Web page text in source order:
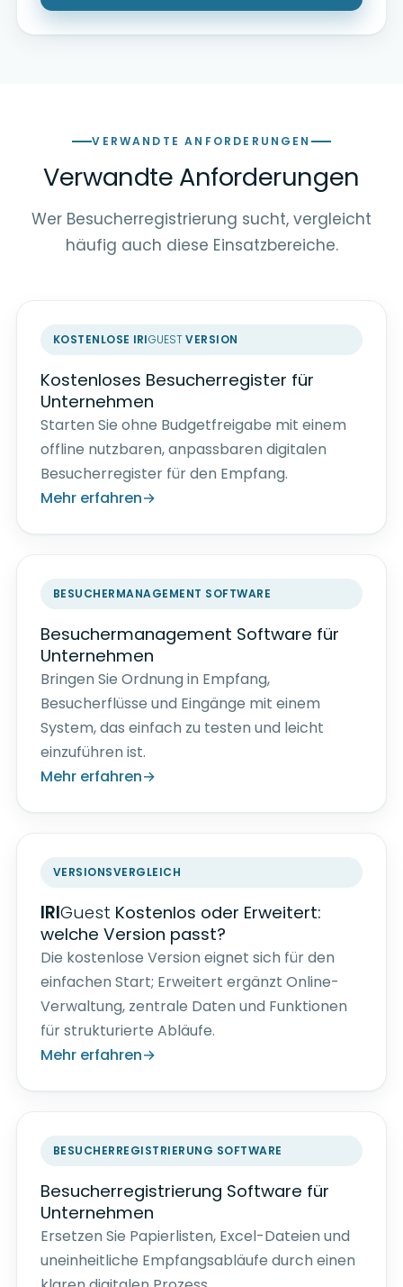
VERWANDTE ANFORDERUNGEN
Verwandte Anforderungen
Wer Besucherregistrierung sucht, vergleicht
häufig auch diese Einsatzbereiche.
KOSTENLOSE IRIGUESTVERSION
Kostenloses Besucherregister für
Unternehmen
Starten Sie ohne Budgetfreigabe mit einem
offline nutzbaren, anpassbaren digitalen
Besucherregister für den Empfang.
Mehr erfahren
BESUCHERMANAGEMENT SOFTWARE
Besuchermanagement Software für
Unternehmen
Bringen Sie Ordnung in Empfang,
Besucherflüsse und Eingänge mit einem
System, das einfach zu testen und leicht
einzuführen ist.
Mehr erfahren
VERSIONSVERGLEICH
IRIGuest Kostenlos oder Erweitert:
welche Version passt?
Die kostenlose Version eignet sich für den
einfachen Start; Erweitert ergänzt Online-
Verwaltung, zentrale Daten und Funktionen
für strukturierte Abläufe.
Mehr erfahren
BESUCHERREGISTRIERUNG SOFTWARE
Besucherregistrierung Software für
Unternehmen
Ersetzen Sie Papierlisten, Excel-Dateien und
uneinheitliche Empfangsabläufe durch einen